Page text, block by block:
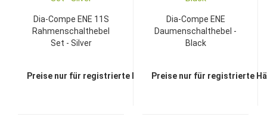
Dia-Compe ENE 11S
Rahmenschalthebel
Set - Silver
Preise nur für registrierte Händler sichtbar
Dia-Compe ENE
Daumenschalthebel -
Black
Preise nur für registrierte